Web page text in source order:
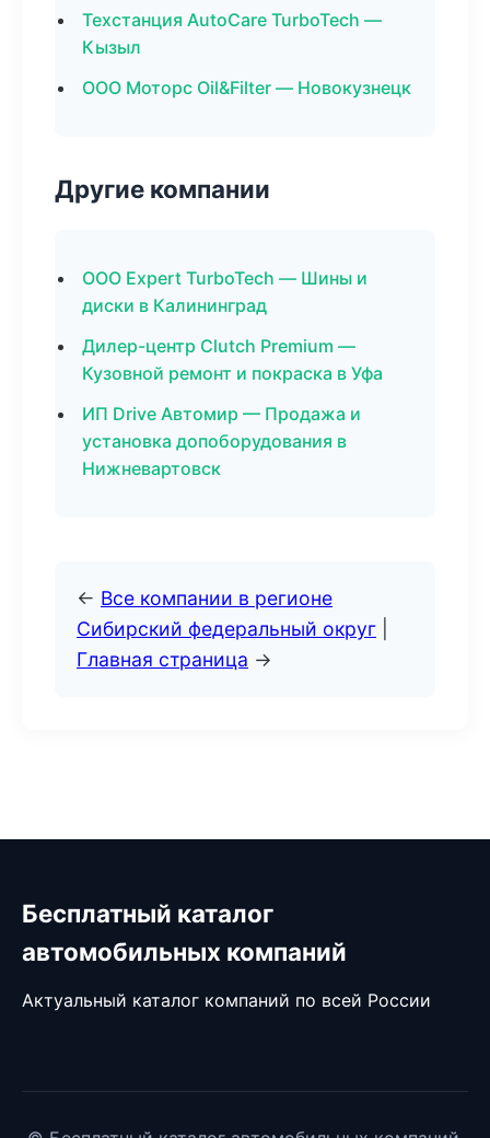
Техстанция AutoCare TurboTech —
Кызыл
ООО Моторс Oil&Filter — Новокузнецк
Другие компании
ООО Expert TurboTech — Шины и
диски в Калининград
Дилер-центр Clutch Premium —
Кузовной ремонт и покраска в Уфа
ИП Drive Автомир — Продажа и
установка допоборудования в
Нижневартовск
← Все компании в регионе
Сибирский федеральный округ
Главная страница →
Бесплатный каталог
автомобильных компаний
Актуальный каталог компаний по всей России